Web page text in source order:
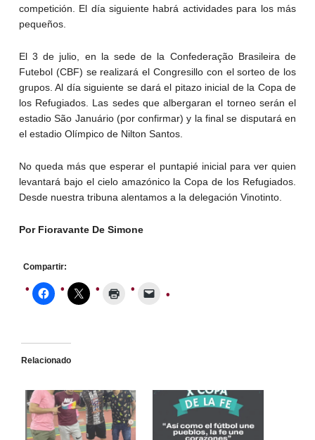
competición. El día siguiente habrá actividades para los más
pequeños.
El 3 de julio, en la sede de la Confederação Brasileira de
Futebol (CBF) se realizará el Congresillo con el sorteo de los
grupos. Al día siguiente se dará el pitazo inicial de la Copa de
los Refugiados. Las sedes que albergaran el torneo serán el
estadio São Januário (por confirmar) y la final se disputará en
el estadio Olímpico de Nilton Santos.
No queda más que esperar el puntapié inicial para ver quien
levantará bajo el cielo amazónico la Copa de los Refugiados.
Desde nuestra tribuna alentamos a la delegación Vinotinto.
Por Fioravante De Simone
Compartir:
Relacionado